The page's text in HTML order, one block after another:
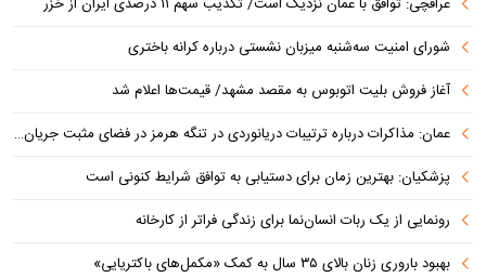
شورای امنیت سه‌شنبه میزبان نشستی درباره کرانه باختری
آغاز فروش بلیت اتوبوس به مقصد مشهد/ قیمت‌ها اعلام شد
عمان: مذاکرات درباره ترتیبات دریانوردی در تنگه هرمز در فضای مثبت جریان دارد
پزشکیان‌: بهترین زمان برای دستیابی به توافق شرایط کنونی است
رونمایی از یک ربات انسان‌نما برای زندگی فراتر از کارخانه
بهبود باروری زنان بالای ۳۵ سال به کمک «مکمل‌های باکتریایی»